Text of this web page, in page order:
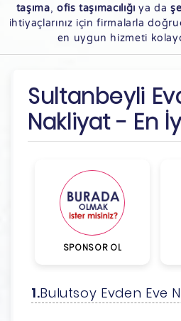
taşıma, ofis taşımacılığı ya da
ihtiyaçlarınız için firmalarla
en uygun hizmeti
Sultanbeyli
Nakliyat - En
SPONSOR OL
Bulutsoy Evden Eve